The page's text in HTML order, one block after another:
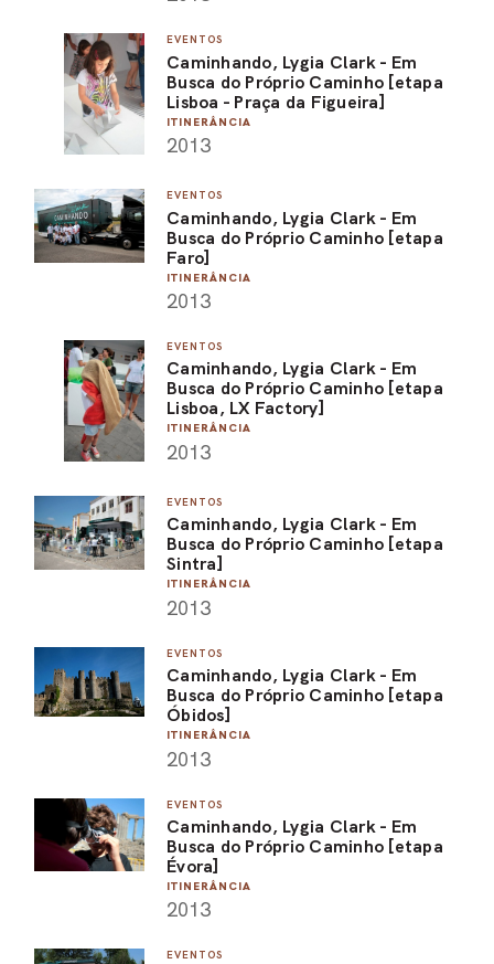
EVENTOS
Caminhando, Lygia Clark - Em
Busca do Próprio Caminho [etapa
Lisboa - Praça da Figueira]
ITINERÂNCIA
2013
EVENTOS
Caminhando, Lygia Clark - Em
Busca do Próprio Caminho [etapa
Faro]
ITINERÂNCIA
2013
EVENTOS
Caminhando, Lygia Clark - Em
Busca do Próprio Caminho [etapa
Lisboa, LX Factory]
ITINERÂNCIA
2013
EVENTOS
Caminhando, Lygia Clark - Em
Busca do Próprio Caminho [etapa
Sintra]
ITINERÂNCIA
2013
EVENTOS
Caminhando, Lygia Clark - Em
Busca do Próprio Caminho [etapa
Óbidos]
ITINERÂNCIA
2013
EVENTOS
Caminhando, Lygia Clark - Em
Busca do Próprio Caminho [etapa
Évora]
ITINERÂNCIA
2013
EVENTOS